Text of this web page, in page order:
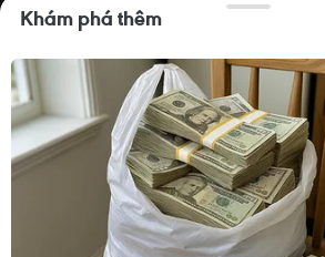
bất ngờ lao qua
sát mũi
15/06/2019 02:06
Khám phá thêm